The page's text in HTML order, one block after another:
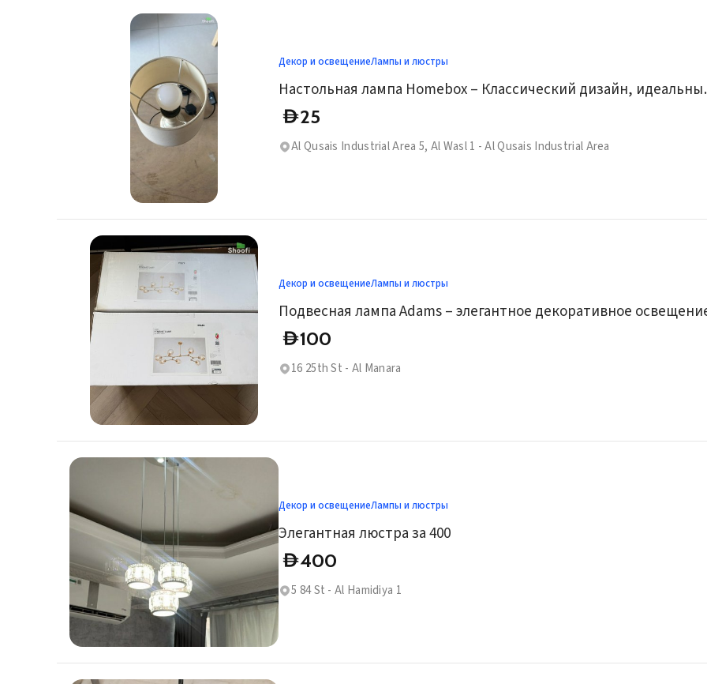
Декор и освещениеЛампы и люстры
D25
Al Qusais Industrial Area 5, Al Wasl 1 - Al Qusais Industrial Area
Декор и освещениеЛампы и люстры
Подвесная лампа Adams – элегантное декоративное
D100
16 25th St - Al Manara
Декор и освещениеЛампы и люстры
Элегантная люстра за 400
D400
5 84 St - Al Hamidiya 1